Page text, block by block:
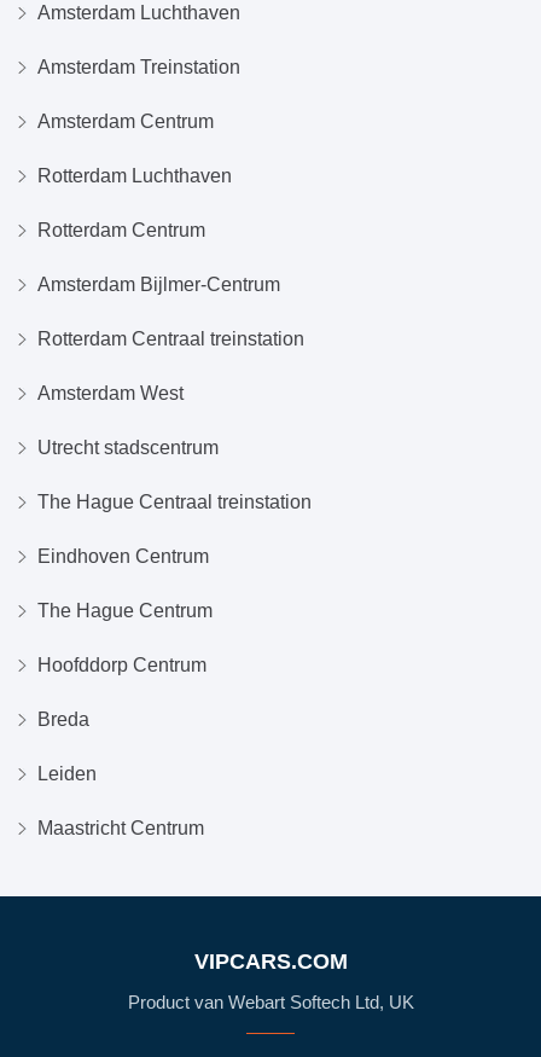
Amsterdam Luchthaven
Amsterdam Treinstation
Amsterdam Centrum
Rotterdam Luchthaven
Rotterdam Centrum
Amsterdam Bijlmer-Centrum
Rotterdam Centraal treinstation
Amsterdam West
Utrecht stadscentrum
The Hague Centraal treinstation
Eindhoven Centrum
The Hague Centrum
Hoofddorp Centrum
Breda
Leiden
Maastricht Centrum
VIPCARS.COM
Product van Webart Softech Ltd, UK